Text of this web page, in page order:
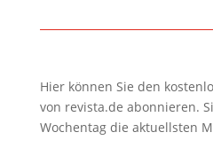
Hier können Sie den
von revista.de abonnieren.
Wochentag die aktuellsten